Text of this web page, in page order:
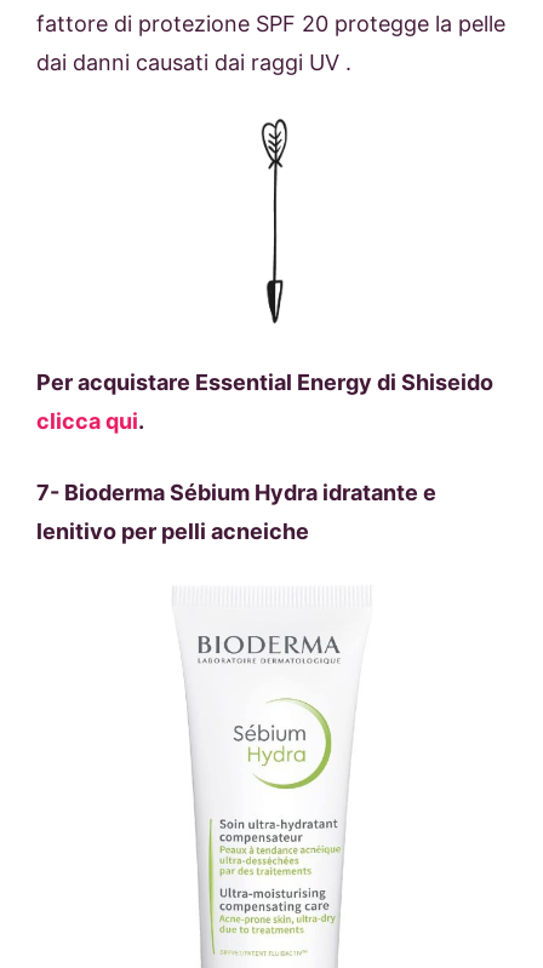
fattore di protezione SPF 20 protegge la pelle
dai danni causati dai raggi UV .
Per acquistare Essential Energy di Shiseido
clicca qui.
7- Bioderma Sébium Hydra idratante e
lenitivo per pelli acneiche